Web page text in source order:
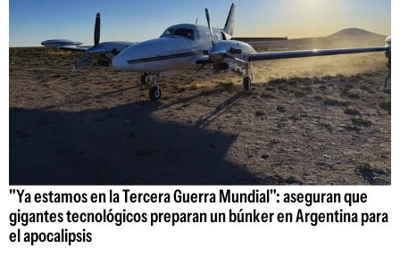
"Ya estamos en la Tercera Guerra Mundial": aseguran que
gigantes tecnológicos preparan un búnker en Argentina para
el apocalipsis